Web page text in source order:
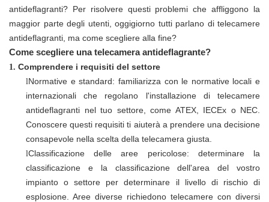
antideflagranti? Per risolvere questi problemi che affliggono la
maggior parte degli utenti, oggigiorno tutti parlano di telecamere
antideflagranti, ma come scegliere alla fine?
Come scegliere una telecamera antideflagrante?
1. Comprendere i requisiti del settore
lNormative e standard: familiarizza con le normative locali e
internazionali che regolano l'installazione di telecamere
antideflagranti nel tuo settore, come ATEX, IECEx o NEC.
Conoscere questi requisiti ti aiuterà a prendere una decisione
consapevole nella scelta della telecamera giusta.
lClassificazione delle aree pericolose: determinare la
classificazione e la classificazione dell'area del vostro
impianto o settore per determinare il livello di rischio di
esplosione. Aree diverse richiedono telecamere con diversi